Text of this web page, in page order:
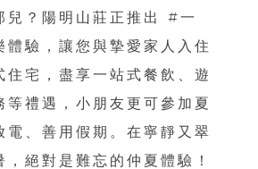
兒？陽明山莊正推出 #一
體驗，讓您與摯愛家人入住
住宅，盡享一站式餐飲、遊
等禮遇，小朋友更可參加夏
電、善用假期。在寧靜又翠
，絕對是難忘的仲夏體驗！